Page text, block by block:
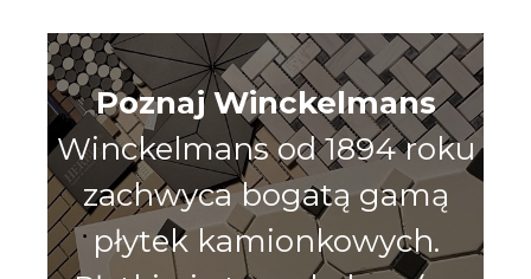
Poznaj Winckelmans
Winckelmans od 1894 roku
zachwyca bogatą gamą
płytek kamionkowych.